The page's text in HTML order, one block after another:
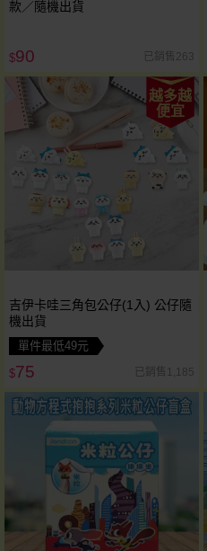
款／隨機出貨
$90 已銷售263
越多越
便宜
吉伊卡哇三角包公仔(1入) 公仔隨
機出貨
單件最低49元
$75 已銷售1,185